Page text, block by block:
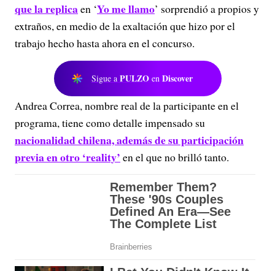
que la replicaen ‘Yo me llamo’ sorprendió a propios y
extraños, en medio de la exaltación que hizo por el
trabajo hecho hasta ahora en el concurso.
Sigue a PULZO en Discover
Andrea Correa, nombre real de la participante en el
programa, tiene como detalle impensado su
nacionalidad chilena, además de su participación
previa en otro ‘reality’ en el que no brilló tanto.